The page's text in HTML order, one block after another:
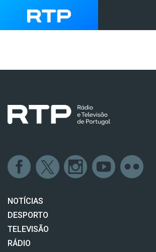
NOTÍCIAS
DESPORTO
TELEVISÃO
RÁDIO